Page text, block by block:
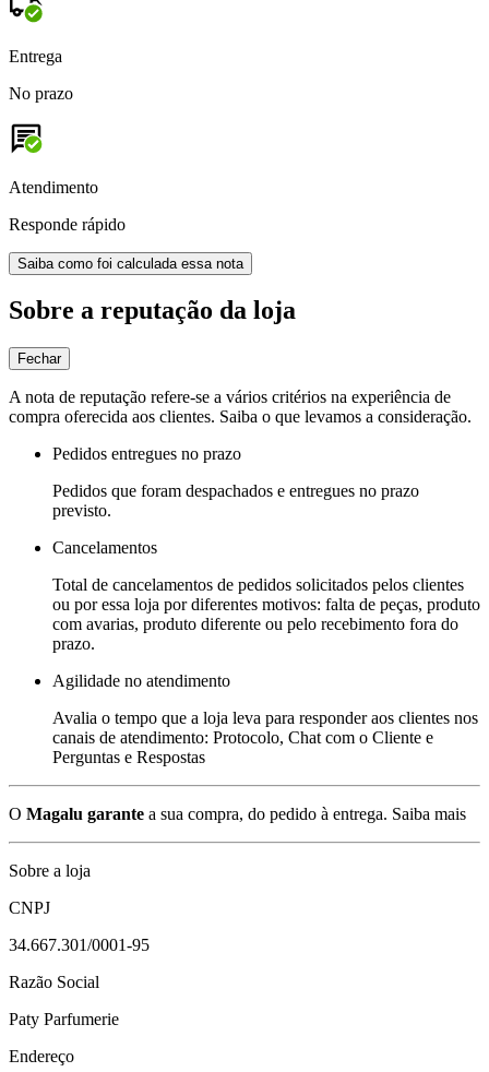
Entrega
No prazo
Atendimento
Responde rápido
Saiba como foi calculada essa nota
Sobre a reputação da loja
Fechar
A nota de reputação refere-se a vários critérios na experiência de
compra oferecida aos clientes. Saiba o que levamos a consideração.
Pedidos entregues no prazo
Pedidos que foram despachados e entregues no prazo
previsto.
Cancelamentos
Total de cancelamentos de pedidos solicitados pelos clientes
ou por essa loja por diferentes motivos: falta de peças, produto
com avarias, produto diferente ou pelo recebimento fora do
prazo.
Agilidade no atendimento
Avalia o tempo que a loja leva para responder aos clientes nos
canais de atendimento: Protocolo, Chat com o Cliente e
Perguntas e Respostas
O Magalu garante a sua compra, do pedido à entrega. Saiba mais
Sobre a loja
CNPJ
34.667.301/0001-95
Razão Social
Paty Parfumerie
Endereço